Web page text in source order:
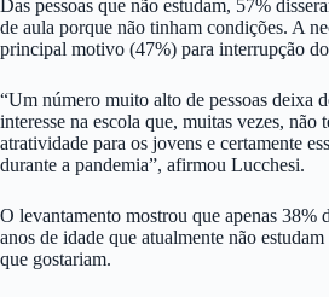
Das pessoas que não estudam, 57%
de aula porque não tinham condições. A
principal motivo (47%) para interrupção
“Um número muito alto de pessoas deixa
interesse na escola que, muitas vezes, não
atratividade para os jovens e certamente
durante a pandemia”, afirmou Lucchesi.
O levantamento mostrou que apenas 38%
anos de idade que atualmente não
que gostariam.